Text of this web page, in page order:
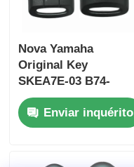
Casa
Produtos
Vídeos
Nova Yamaha
Original Key
SKEA7E-03 B74-
H6261-02 662F-
SKEA7D03
Enviar inquérito